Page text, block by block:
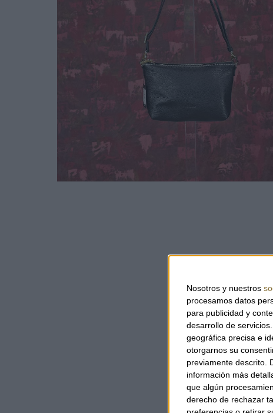
Nosotros y nuestros
procesamos datos
para publicidad y
desarrollo de servicios.
geográfica precisa e
otorgarnos su
previamente descrito.
información más
que algún
derecho de rechazar